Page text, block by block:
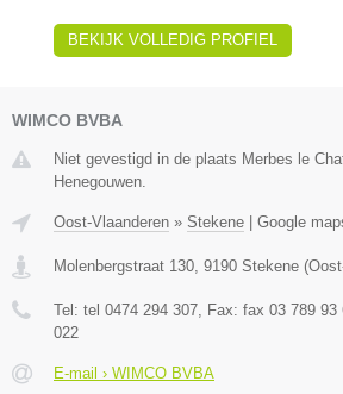
BEKIJK VOLLEDIG PROFIEL
WIMCO BVBA
Niet gevestigd in de plaats Merbes le
Henegouwen.
Oost-Vlaanderen » Stekene | Google
Molenbergstraat 130 9190 Stekene (
Tel: tel 0474 294 307 , Fax: fax 03 789 93
022
E-mail › WIMCO BVBA